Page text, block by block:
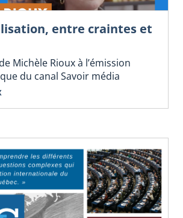
entre craintes et
Michèle Rioux à l’émission
du canal Savoir média